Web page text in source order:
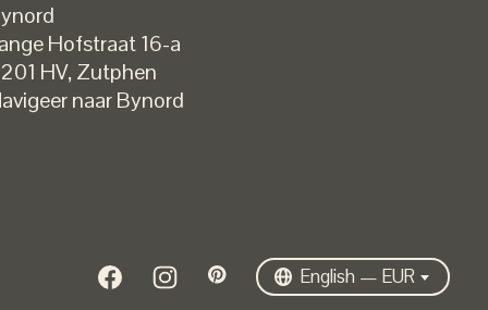
Hofstraat 16-a
HV,Zutphen
naar Bynord
English — EUR